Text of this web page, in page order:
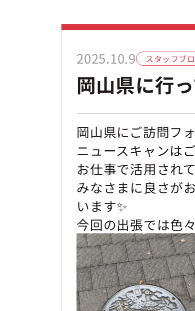
2025.10.9 スタッフブ
岡山県に行
岡山県にご訪問フ
ニュースキャンは
お仕事で活用され
みなさまに良さが
います✨
今回の出張では色